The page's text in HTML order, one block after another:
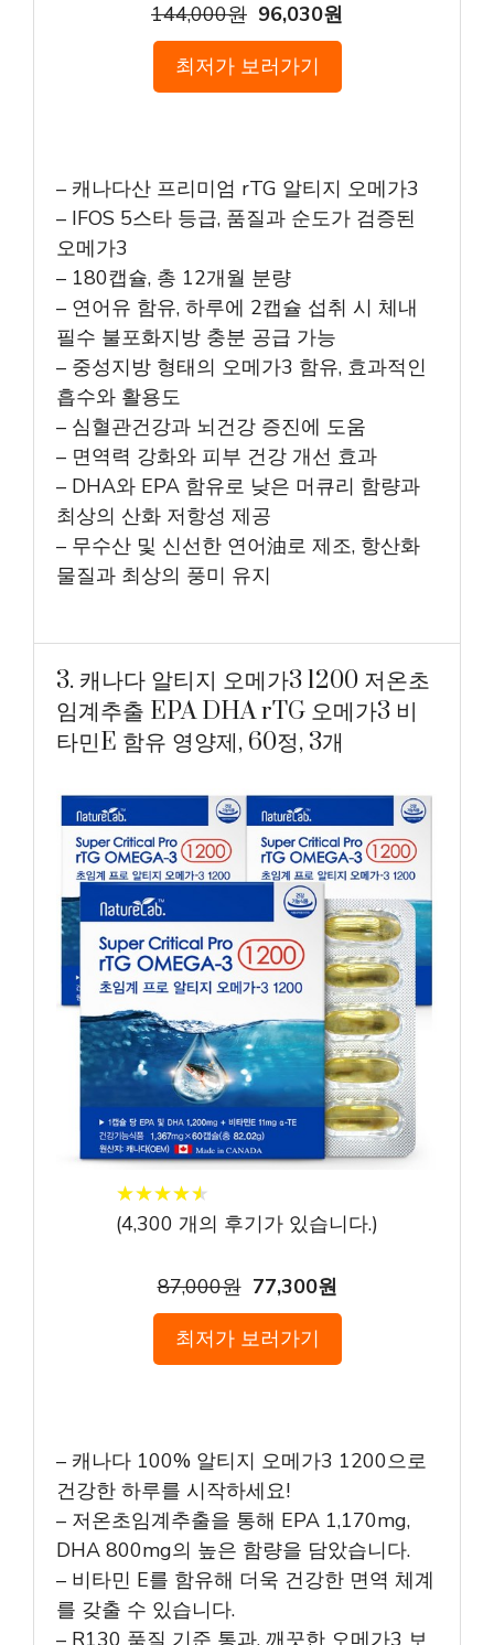
144,000원 96,030원
최저가 보러가기
– 캐나다산 프리미엄 rTG 알티지 오메가3
– IFOS 5스타 등급, 품질과 순도가 검증된
오메가3
– 180캡슐, 총 12개월 분량
– 연어유 함유, 하루에 2캡슐 섭취 시 체내
필수 불포화지방 충분 공급 가능
– 중성지방 형태의 오메가3 함유, 효과적인
흡수와 활용도
– 심혈관건강과 뇌건강 증진에 도움
– 면역력 강화와 피부 건강 개선 효과
– DHA와 EPA 함유로 낮은 머큐리 함량과
최상의 산화 저항성 제공
– 무수산 및 신선한 연어油로 제조, 항산화
물질과 최상의 풍미 유지
3. 캐나다 알티지 오메가3 1200 저온초
임계추출 EPA DHA rTG 오메가3 비
타민E 함유 영양제, 60정, 3개
★★★★★
★★★★★
(4,300 개의 후기가 있습니다.)
87,000원 77,300원
최저가 보러가기
– 캐나다 100% 알티지 오메가3 1200으로
건강한 하루를 시작하세요!
– 저온초임계추출을 통해 EPA 1,170mg,
DHA 800mg의 높은 함량을 담았습니다.
– 비타민 E를 함유해 더욱 건강한 면역 체계
를 갖출 수 있습니다.
– R130 품질 기준 통과, 깨끗한 오메가3 보